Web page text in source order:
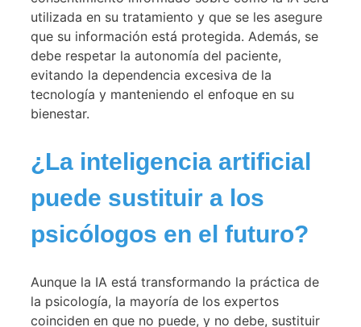
utilizada en su tratamiento y que se les asegure
que su información está protegida. Además, se
debe respetar la autonomía del paciente,
evitando la dependencia excesiva de la
tecnología y manteniendo el enfoque en su
bienestar.
¿La inteligencia artificial
puede sustituir a los
psicólogos en el futuro?
Aunque la IA está transformando la práctica de
la psicología, la mayoría de los expertos
coinciden en que no puede, y no debe, sustituir